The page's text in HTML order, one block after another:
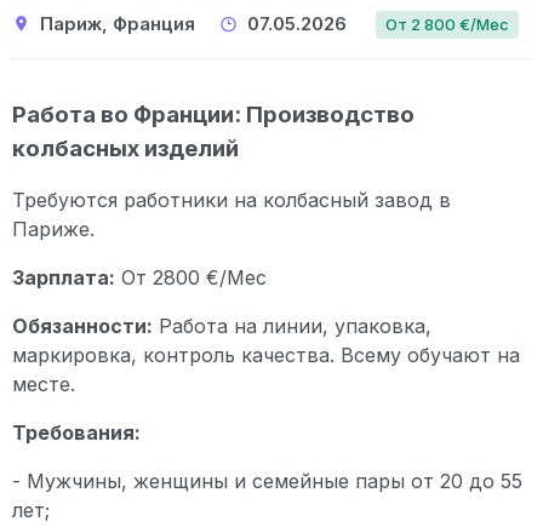
Париж, Франция 07.05.2026 От 2 800 €/Мес
Работа во Франции: Производство
колбасных изделий
Требуются работники на колбасный завод в
Париже.
Зарплата: От 2800 €/Мес
Обязанности: Работа на линии, упаковка,
маркировка, контроль качества. Всему обучают на
месте.
Требования:
- Мужчины, женщины и семейные пары от 20 до 55
лет;